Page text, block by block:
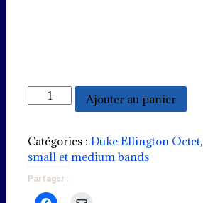
quantité
de
(fast
swing)
Ajouter au panier
Catégories : Duke Ellington Octet,
small et medium bands
Partager :